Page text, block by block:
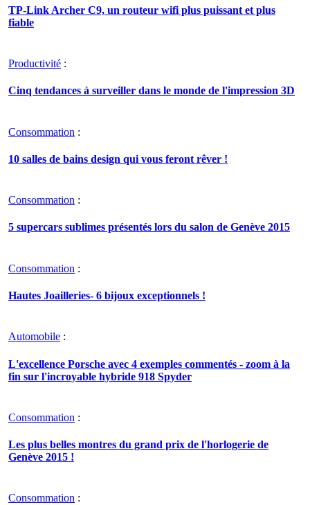
TP-Link Archer C9, un routeur wifi plus puissant et plus
fiable
Productivité :
Cinq tendances à surveiller dans le monde de l'impression 3D
Consommation :
10 salles de bains design qui vous feront rêver !
Consommation :
5 supercars sublimes présentés lors du salon de Genève 2015
Consommation :
Hautes Joailleries- 6 bijoux exceptionnels !
Automobile :
L'excellence Porsche avec 4 exemples commentés - zoom à la
fin sur l'incroyable hybride 918 Spyder
Consommation :
Les plus belles montres du grand prix de l'horlogerie de
Genève 2015 !
Consommation :